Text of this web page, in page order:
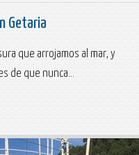
Getaria
que arrojamos al mar, y
de que nunca...